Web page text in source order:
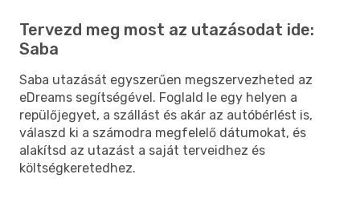
Tervezd meg most az utazásodat ide:
Saba
Saba utazását egyszerűen megszervezheted az
eDreams segítségével. Foglald le egy helyen a
repülőjegyet, a szállást és akár az autóbérlést is,
válaszd ki a számodra megfelelő dátumokat, és
alakítsd az utazást a saját terveidhez és
költségkeretedhez.